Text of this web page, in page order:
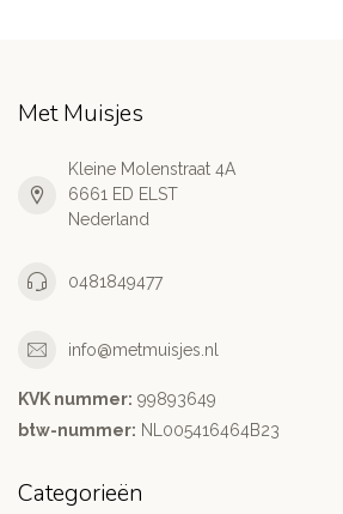
Met Muisjes
Kleine Molenstraat 4A
6661 ED ELST
Nederland
0481849477
info@metmuisjes.nl
KVK nummer: 99893649
btw-nummer: NL005416464B23
Categorieën